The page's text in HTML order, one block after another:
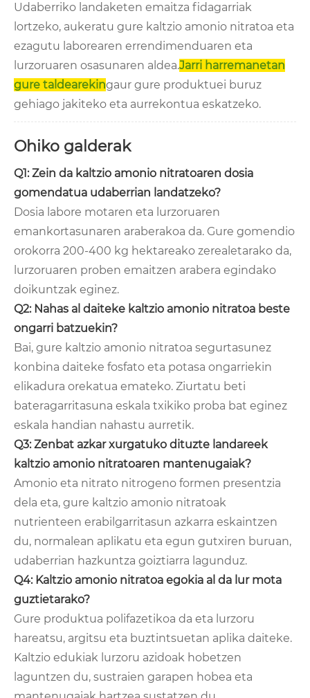
Udaberriko landaketen emaitza fidagarriak
lortzeko, aukeratu gure kaltzio amonio nitratoa eta
ezagutu laborearen errendimenduaren eta
lurzoruaren osasunaren aldea.Jarri harremanetan
gure taldearekingaur gure produktuei buruz
gehiago jakiteko eta aurrekontua eskatzeko.
Ohiko galderak
Q1: Zein da kaltzio amonio nitratoaren dosia
gomendatua udaberrian landatzeko?
Dosia labore motaren eta lurzoruaren
emankortasunaren araberakoa da. Gure gomendio
orokorra 200-400 kg hektareako zerealetarako da,
lurzoruaren proben emaitzen arabera egindako
doikuntzak eginez.
Q2: Nahas al daiteke kaltzio amonio nitratoa beste
ongarri batzuekin?
Bai, gure kaltzio amonio nitratoa segurtasunez
konbina daiteke fosfato eta potasa ongarriekin
elikadura orekatua emateko. Ziurtatu beti
bateragarritasuna eskala txikiko proba bat eginez
eskala handian nahastu aurretik.
Q3: Zenbat azkar xurgatuko dituzte landareek
kaltzio amonio nitratoaren mantenugaiak?
Amonio eta nitrato nitrogeno formen presentzia
dela eta, gure kaltzio amonio nitratoak
nutrienteen erabilgarritasun azkarra eskaintzen
du, normalean aplikatu eta egun gutxiren buruan,
udaberrian hazkuntza goiztiarra lagunduz.
Q4: Kaltzio amonio nitratoa egokia al da lur mota
guztietarako?
Gure produktua polifazetikoa da eta lurzoru
hareatsu, argitsu eta buztintsuetan aplika daiteke.
Kaltzio edukiak lurzoru azidoak hobetzen
laguntzen du, sustraien garapen hobea eta